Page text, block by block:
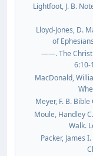
Lightfoot, J. B.
Lloyd-Jones, D.
of
——. The
6:10-
MacDonald,
Meyer, F. B.
Moule, Handley
Walk.
Packer, James